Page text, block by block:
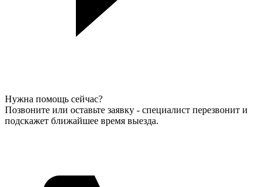
Нужна помощь сейчас?
Позвоните или оставьте заявку - специалист перезвонит и
подскажет ближайшее время выезда.